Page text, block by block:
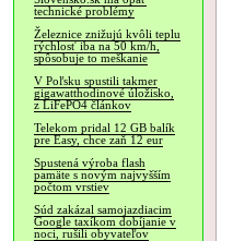
technické problémy
Železnice znižujú kvôli teplu
rýchlosť iba na 50 km/h,
spôsobuje to meškanie
V Poľsku spustili takmer
gigawatthodinové úložisko,
z LiFePO4 článkov
Telekom pridal 12 GB balík
pre Easy, chce zaň 12 eur
Spustená výroba flash
pamäte s novým najvyšším
počtom vrstiev
Súd zakázal samojazdiacim
Google taxíkom dobíjanie v
noci, rušili obyvateľov